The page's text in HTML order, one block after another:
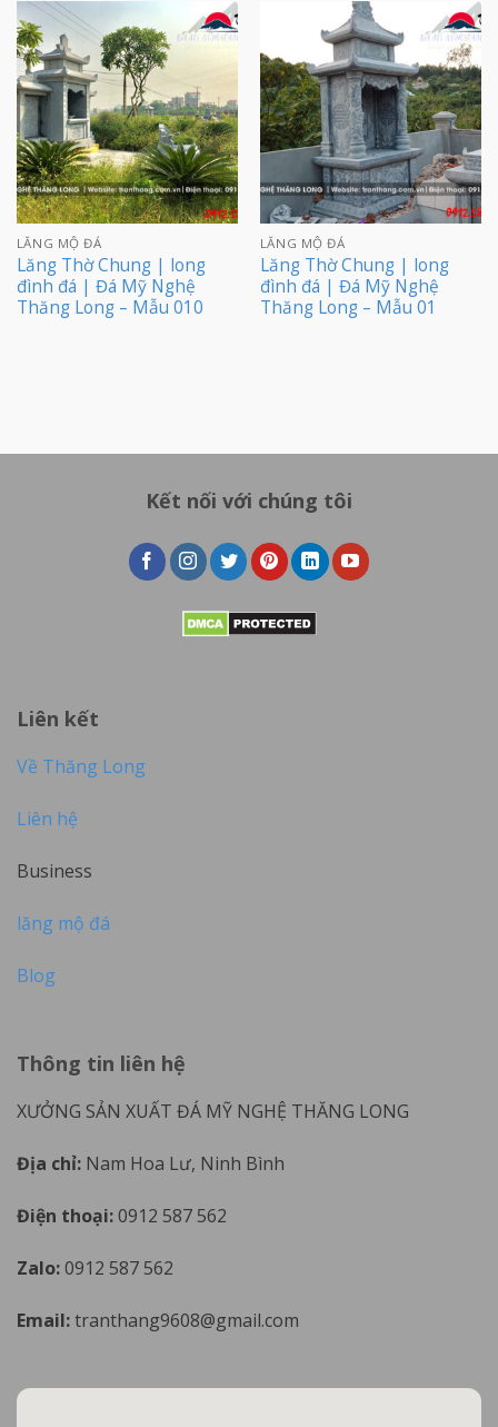
LĂNG MỘ ĐÁ
Lăng Thờ Chung | long
đình đá | Đá Mỹ Nghệ
Thăng Long – Mẫu 010
LĂNG MỘ ĐÁ
Lăng Thờ Chung | long
đình đá | Đá Mỹ Nghệ
Thăng Long – Mẫu 01
Kết nối với chúng tôi
Liên kết
Về Thăng Long
Liên hệ
Business
lăng mộ đá
Blog
Thông tin liên hệ
XƯỞNG SẢN XUẤT ĐÁ MỸ NGHỆ THĂNG LONG
Địa chỉ: Nam Hoa Lư, Ninh Bình
Điện thoại:0912 587 562
Zalo:0912 587 562
Email:tranthang9608@gmail.com